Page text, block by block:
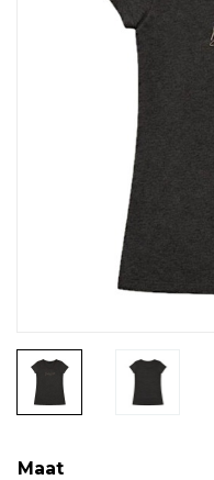
Maat